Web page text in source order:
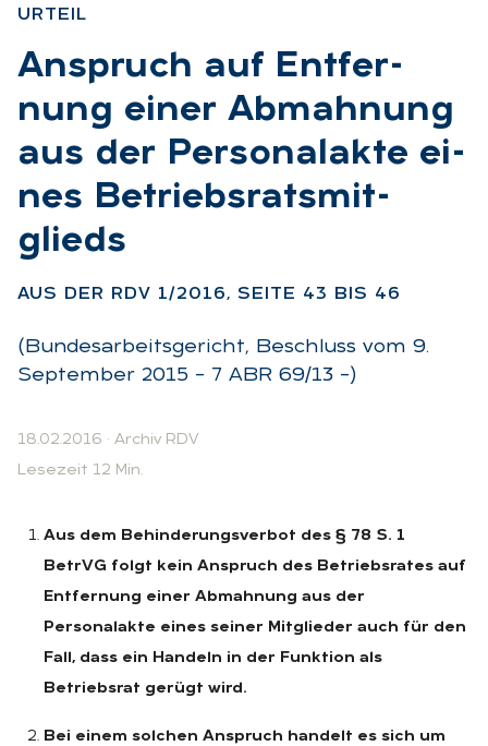
UR­TEIL
:
An­spruch auf Ent­fer­
nung ei­ner Ab­mah­nung
aus der Per­so­nal­ak­te ei­
nes Be­triebs­rats­mit­
glieds
AUS DER RDV 1/2016, SEI­TE 43 BIS 46
(Bundesarbeitsgericht, Beschluss vom 9.
September 2015 – 7 ABR 69/13 –)
18.02.2016 · Archiv RDV
Lesezeit 12 Min.
Aus dem Behinderungsverbot des § 78 S. 1
BetrVG folgt kein Anspruch des Betriebsrates auf
Entfernung einer Abmahnung aus der
Personalakte eines seiner Mitglieder auch für den
Fall, dass ein Handeln in der Funktion als
Betriebsrat gerügt wird.
Bei einem solchen Anspruch handelt es sich um